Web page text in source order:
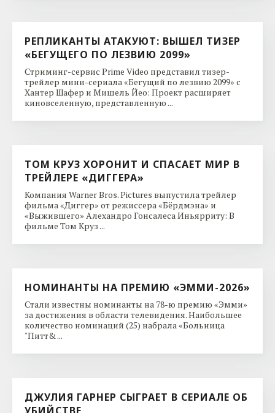
РЕПЛИКАНТЫ АТАКУЮТ: ВЫШЕЛ ТИЗЕР
«БЕГУЩЕГО ПО ЛЕЗВИЮ 2099»
Стриминг-сервис Prime Video представил тизер-
трейлер мини-сериала «Бегущий по лезвию 2099» с
Хантер Шафер и Мишель Йео: Проект расширяет
киновселенную, представленную ...
ТОМ КРУЗ ХОРОНИТ И СПАСАЕТ МИР В
ТРЕЙЛЕРЕ «ДИГГЕРА»
Компания Warner Bros. Pictures выпустила трейлер
фильма «Диггер» от режиссера «Бёрдмэна» и
«Выжившего» Алехандро Гонсалеса Иньярриту: В
фильме Том Круз ...
НОМИНАНТЫ НА ПРЕМИЮ «ЭММИ-2026»
Стали известны номинанты на 78-ю премию «Эмми»
за достижения в области телевидения. Наибольшее
количество номинаций (25) набрала «Больница
"Питт& ...
ДЖУЛИЯ ГАРНЕР СЫГРАЕТ В СЕРИАЛЕ ОБ